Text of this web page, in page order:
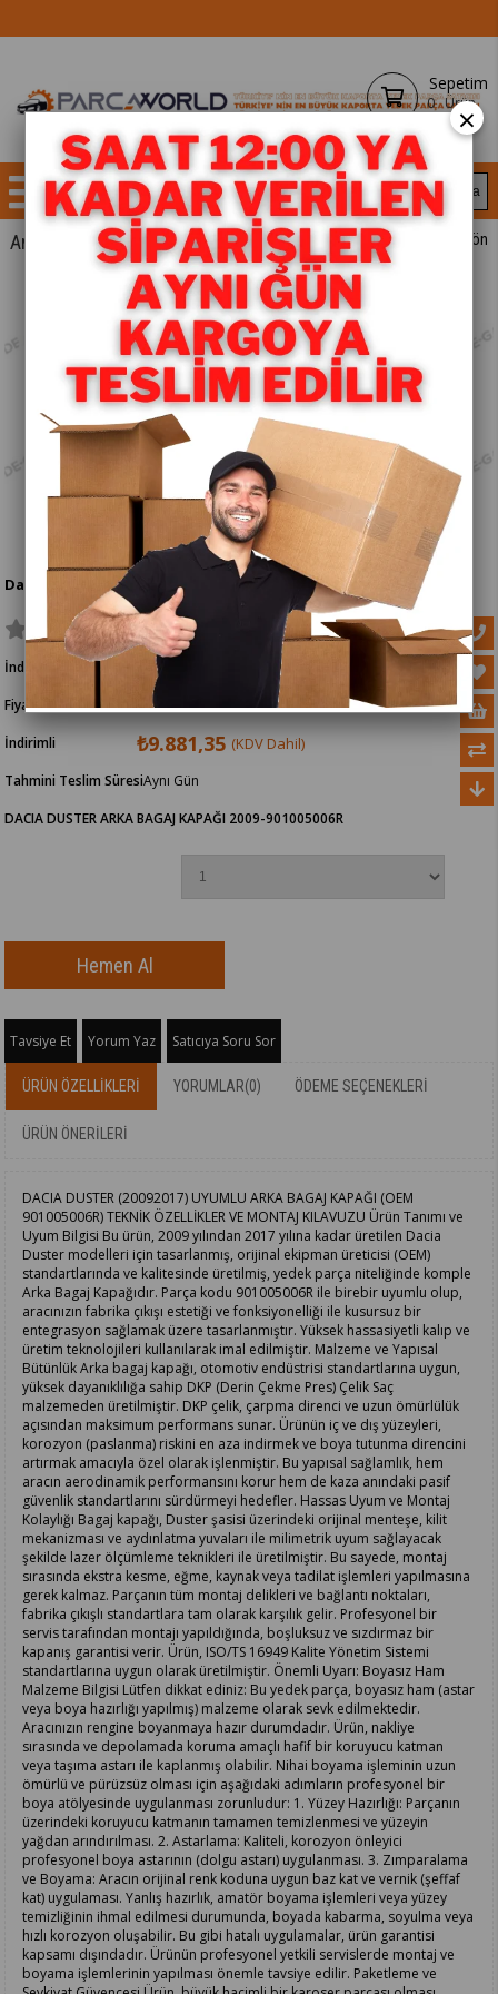
Sepetim
0 Ürün
Anasayfa YEDEK PARÇA < < Önceki Sayfaya Dön
Dacıa Duster Arka Bagaj Kapağı 2009
İndirim Oranı %
Fiyat
₺16.428,76 (KDV Dahil)
İndirimli ₺9.881,35 (KDV Dahil)
Tahmini Teslim SüresiAynı Gün
DACIA DUSTER ARKA BAGAJ KAPAĞI 2009-901005006R
Tavsiye Et Yorum Yaz Satıcıya Soru Sor
ÜRÜN ÖZELLIKLERI YORUMLAR(0) ÖDEME SEÇENEKLERI
ÜRÜN ÖNERILERI
DACIA DUSTER (20092017) UYUMLU ARKA BAGAJ KAPAĞI (OEM
901005006R) TEKNİK ÖZELLİKLER VE MONTAJ KILAVUZU Ürün Tanımı ve
Uyum Bilgisi Bu ürün, 2009 yılından 2017 yılına kadar üretilen Dacia
Duster modelleri için tasarlanmış, orijinal ekipman üreticisi (OEM)
standartlarında ve kalitesinde üretilmiş, yedek parça niteliğinde komple
Arka Bagaj Kapağıdır. Parça kodu 901005006R ile birebir uyumlu olup,
aracınızın fabrika çıkışı estetiği ve fonksiyonelliği ile kusursuz bir
entegrasyon sağlamak üzere tasarlanmıştır. Yüksek hassasiyetli kalıp ve
üretim teknolojileri kullanılarak imal edilmiştir. Malzeme ve Yapısal
Bütünlük Arka bagaj kapağı, otomotiv endüstrisi standartlarına uygun,
yüksek dayanıklılığa sahip DKP (Derin Çekme Pres) Çelik Saç
malzemeden üretilmiştir. DKP çelik, çarpma direnci ve uzun ömürlülük
açısından maksimum performans sunar. Ürünün iç ve dış yüzeyleri,
korozyon (paslanma) riskini en aza indirmek ve boya tutunma direncini
artırmak amacıyla özel olarak işlenmiştir. Bu yapısal sağlamlık, hem
aracın aerodinamik performansını korur hem de kaza anındaki pasif
güvenlik standartlarını sürdürmeyi hedefler. Hassas Uyum ve Montaj
Kolaylığı Bagaj kapağı, Duster şasisi üzerindeki orijinal menteşe, kilit
mekanizması ve aydınlatma yuvaları ile milimetrik uyum sağlayacak
şekilde lazer ölçümleme teknikleri ile üretilmiştir. Bu sayede, montaj
sırasında ekstra kesme, eğme, kaynak veya tadilat işlemleri yapılmasına
gerek kalmaz. Parçanın tüm montaj delikleri ve bağlantı noktaları,
fabrika çıkışlı standartlara tam olarak karşılık gelir. Profesyonel bir
servis tarafından montajı yapıldığında, boşluksuz ve sızdırmaz bir
kapanış garantisi verir. Ürün, ISO/TS 16949 Kalite Yönetim Sistemi
standartlarına uygun olarak üretilmiştir. Önemli Uyarı: Boyasız Ham
Malzeme Bilgisi Lütfen dikkat ediniz: Bu yedek parça, boyasız ham (astar
veya boya hazırlığı yapılmış) malzeme olarak sevk edilmektedir.
Aracınızın rengine boyanmaya hazır durumdadır. Ürün, nakliye
sırasında ve depolamada koruma amaçlı hafif bir koruyucu katman
veya taşıma astarı ile kaplanmış olabilir. Nihai boyama işleminin uzun
ömürlü ve pürüzsüz olması için aşağıdaki adımların profesyonel bir
boya atölyesinde uygulanması zorunludur: 1. Yüzey Hazırlığı: Parçanın
üzerindeki koruyucu katmanın tamamen temizlenmesi ve yüzeyin
yağdan arındırılması. 2. Astarlama: Kaliteli, korozyon önleyici
profesyonel boya astarının (dolgu astarı) uygulanması. 3. Zımparalama
ve Boyama: Aracın orijinal renk koduna uygun baz kat ve vernik (şeffaf
kat) uygulaması. Yanlış hazırlık, amatör boyama işlemleri veya yüzey
temizliğinin ihmal edilmesi durumunda, boyada kabarma, soyulma veya
hızlı korozyon oluşabilir. Bu gibi hatalı uygulamalar, ürün garantisi
kapsamı dışındadır. Ürünün profesyonel yetkili servislerde montaj ve
boyama işlemlerinin yapılması önemle tavsiye edilir. Paketleme ve
×